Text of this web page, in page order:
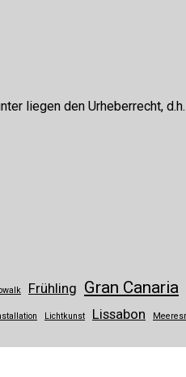
liegen den Urheberrecht, d.h.
Frühling Gran Canaria
Lichtkunst Lissabon